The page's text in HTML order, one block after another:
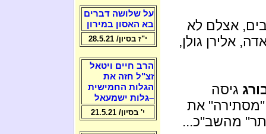
אצלם לא
אלירן גולן,
גיסה
"מסתירה" את
מהשב"כ...
על שלושה דברים
בא האסון במירון
י"ז בסיון/ 28.5.21
הרב חיים ויטאל
זצ"ל חזה את
הגלות החמישית
–גלות ישמעאל
י' בסיון/ 21.5.21